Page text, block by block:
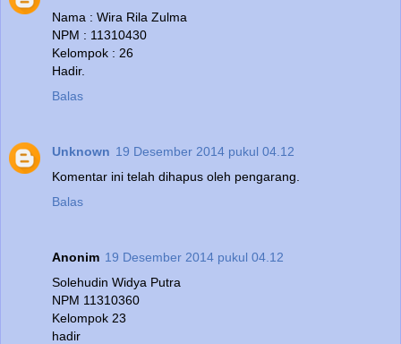
Nama : Wira Rila Zulma
NPM : 11310430
Kelompok : 26
Hadir.
Balas
Unknown 19 Desember 2014 pukul 04.12
Komentar ini telah dihapus oleh pengarang.
Balas
Anonim 19 Desember 2014 pukul 04.12
Solehudin Widya Putra
NPM 11310360
Kelompok 23
hadir